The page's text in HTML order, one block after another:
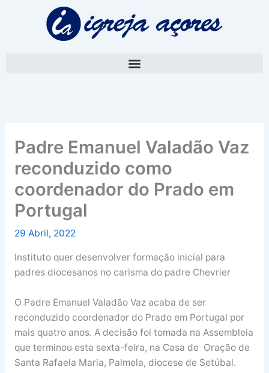
Padre Emanuel Valadão Vaz
reconduzido como
coordenador do Prado em
Portugal
29 Abril, 2022
Instituto quer desenvolver formação inicial para
padres diocesanos no carisma do padre Chevrier
O Padre Emanuel Valadão Vaz acaba de ser
reconduzido coordenador do Prado em Portugal por
mais quatro anos. A decisão foi tomada na Assembleia
que terminou esta sexta-feira, na Casa de Oração de
Santa Rafaela Maria, Palmela, diocese de Setúbal.